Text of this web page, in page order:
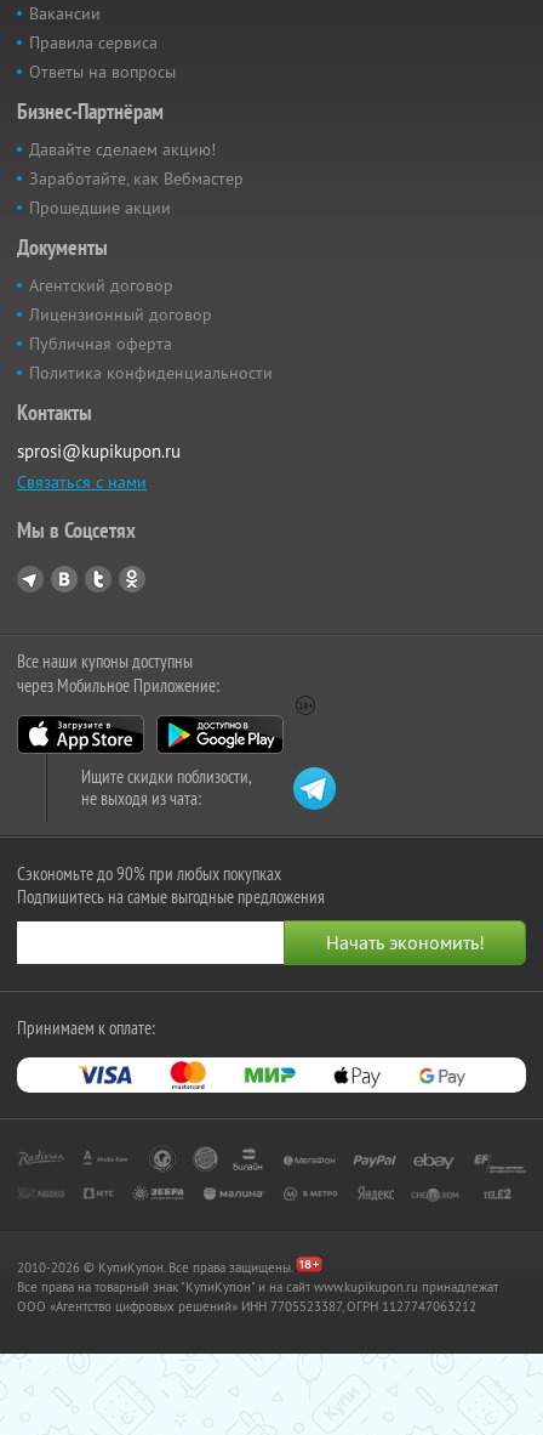
Вакансии
Правила сервиса
Ответы на вопросы
Бизнес-Партнёрам
Давайте сделаем акцию!
Заработайте, как Вебмастер
Прошедшие акции
Документы
Агентский договор
Лицензионный договор
Публичная оферта
Политика конфиденциальности
Контакты
sprosi@kupikupon.ru
Связаться с нами
Мы в Соцсетях
Все наши купоны доступны
через Мобильное Приложение:
Ищите скидки поблизости,
не выходя из чата:
Сэкономьте до 90% при любых покупках
Подпишитесь на самые выгодные предложения
Принимаем к оплате:
2010-2026 © КупиКупон. Все права защищены.
Все права на товарный знак "КупиКупон" и на сайт www.kupikupon.ru принадлежат
OOO «Агентство цифровых решений» ИНН 7705523387, ОГРН 1127747063212